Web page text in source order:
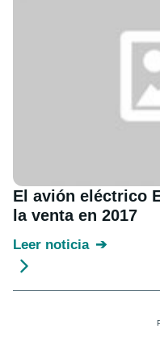
El avión eléctrico
la venta en 2017
Leer noticia